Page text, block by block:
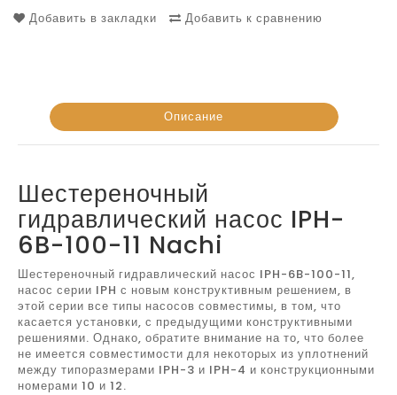
Добавить в закладки Добавить к сравнению
Описание
Шестереночный
гидравлический насос IPH-
6B-100-11 Nachi
Шестереночный гидравлический насос IPH-6B-100-11,
насос серии IPH с новым конструктивным решением, в
этой серии все типы насосов совместимы, в том, что
касается установки, с предыдущими конструктивными
решениями. Однако, обратите внимание на то, что более
не имеется совместимости для некоторых из уплотнений
между типоразмерами IPH-3 и IPH-4 и конструкционными
номерами 10 и 12.